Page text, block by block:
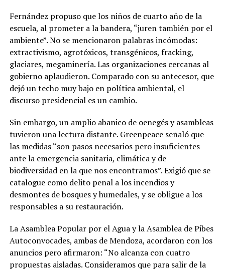
Fernández propuso que los niños de cuarto año de la
escuela, al prometer a la bandera, “juren también por el
ambiente”. No se mencionaron palabras incómodas:
extractivismo, agrotóxicos, transgénicos, fracking,
glaciares, megaminería. Las organizaciones cercanas al
gobierno aplaudieron. Comparado con su antecesor, que
dejó un techo muy bajo en política ambiental, el
discurso presidencial es un cambio.
Sin embargo, un amplio abanico de oenegés y asambleas
tuvieron una lectura distante. Greenpeace señaló que
las medidas “son pasos necesarios pero insuficientes
ante la emergencia sanitaria, climática y de
biodiversidad en la que nos encontramos”. Exigió que se
catalogue como delito penal a los incendios y
desmontes de bosques y humedales, y se obligue a los
responsables a su restauración.
La Asamblea Popular por el Agua y la Asamblea de Pibes
Autoconvocades, ambas de Mendoza, acordaron con los
anuncios pero afirmaron: “No alcanza con cuatro
propuestas aisladas. Consideramos que para salir de la